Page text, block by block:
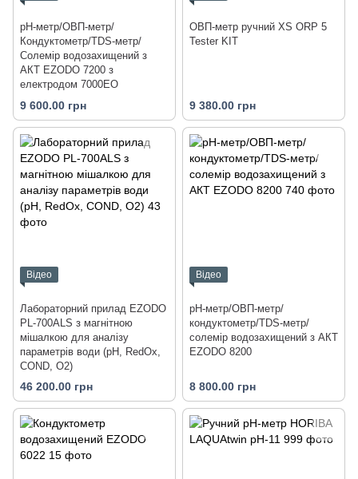
рН-метр/ОВП-метр/
Кондуктометр/TDS-метр/
Солемір водозахищений з
АКТ EZODO 7200 з
електродом 7000EO
9 600.00 грн
ОВП-метр ручний XS ORP 5
Tester KIT
9 380.00 грн
Відео
Лабораторний прилад EZODO
PL-700ALS з магнітною
мішалкою для аналізу
параметрів води (рН, RedOx,
COND, O2)
46 200.00 грн
Відео
pH-метр/ОВП-метр/
кондуктометр/TDS-метр/
солемір водозахищений з АКТ
EZODO 8200
8 800.00 грн